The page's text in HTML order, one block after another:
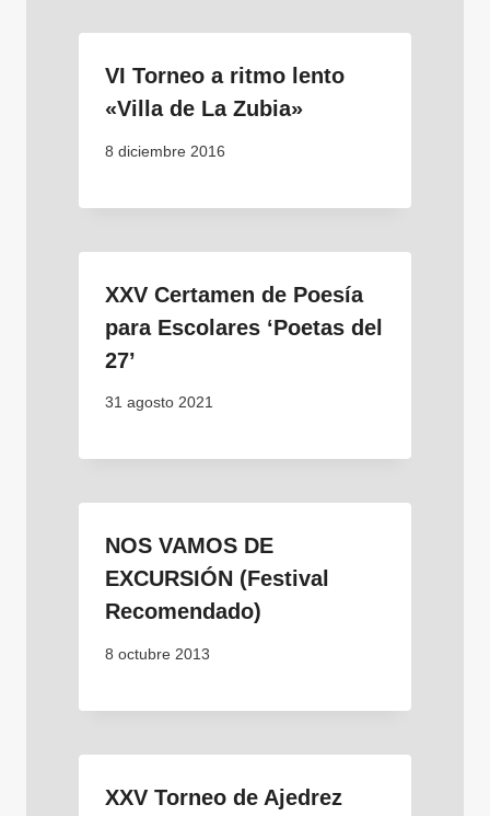
VI Torneo a ritmo lento
«Villa de La Zubia»
8 diciembre 2016
XXV Certamen de Poesía
para Escolares ‘Poetas del
27’
31 agosto 2021
NOS VAMOS DE
EXCURSIÓN (Festival
Recomendado)
8 octubre 2013
XXV Torneo de Ajedrez